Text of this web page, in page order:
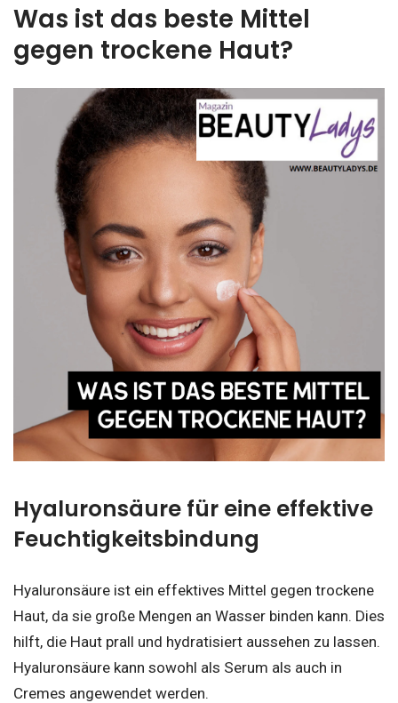
Was ist das beste Mittel
gegen trockene Haut?
Hyaluronsäure für eine effektive
Feuchtigkeitsbindung
Hyaluronsäure ist ein effektives Mittel gegen trockene
Haut, da sie große Mengen an Wasser binden kann. Dies
hilft, die Haut prall und hydratisiert aussehen zu lassen.
Hyaluronsäure kann sowohl als Serum als auch in
Cremes angewendet werden.